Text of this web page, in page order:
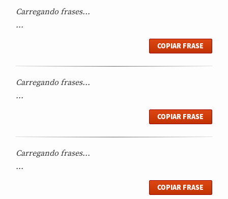
Carregando frases...
...
COPIAR FRASE
Carregando frases...
...
COPIAR FRASE
Carregando frases...
...
COPIAR FRASE